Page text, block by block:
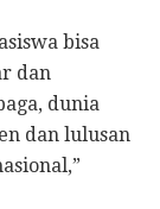
bisa
dan
dunia
dan lulusan